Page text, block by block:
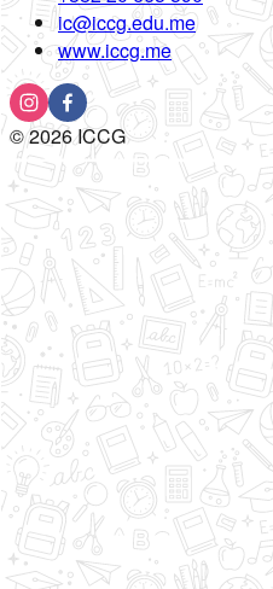
ic@iccg.edu.me
www.iccg.me
©2026ICCG